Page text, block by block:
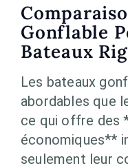
Gonflable
Bateaux
Les bateaux
abordables que
ce qui offre des
économiques**
seulement leur